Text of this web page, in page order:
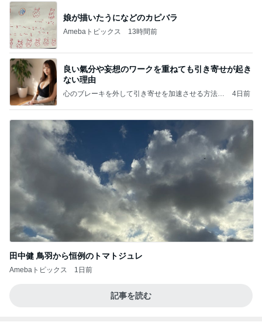
娘が描いたうになどのカピバラ
Amebaトピックス 13時間前
良い氣分や妄想のワークを重ねても引き寄せが起き
ない理由
心のブレーキを外して引き寄せを加速させる方法：
4日前
田中健 鳥羽から恒例のトマトジュレ
Amebaトピックス 1日前
記事を読む